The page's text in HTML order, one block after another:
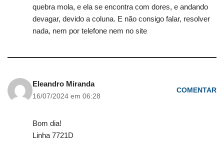
quebra mola, e ela se encontra com dores, e andando
devagar, devido a coluna. E não consigo falar, resolver
nada, nem por telefone nem no site
Eleandro Miranda
16/07/2024 em 06:28
COMENTAR
Bom dia!
Linha 7721D